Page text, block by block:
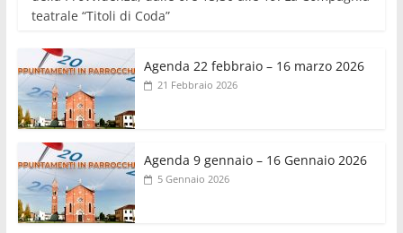
teatrale “Titoli di Coda”
Agenda 22 febbraio – 16 marzo 2026
21 Febbraio 2026
Agenda 9 gennaio – 16 Gennaio 2026
5 Gennaio 2026